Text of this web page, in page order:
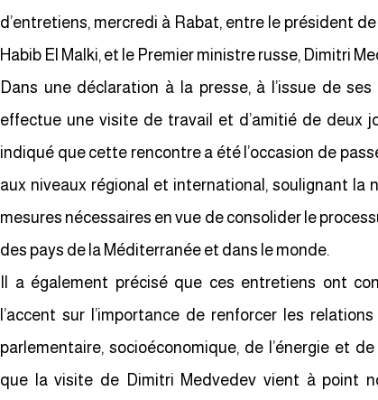
d’entretiens, mercredi à Rabat, entre le président
Habib El Malki, et le Premier ministre russe, Dimitri
Dans une déclaration à la presse, à l’issue de
effectue une visite de travail et d’amitié de deux
indiqué que cette rencontre a été l’occasion de
aux niveaux régional et international, soulignant la
mesures nécessaires en vue de consolider le
des pays de la Méditerranée et dans le monde.
Il a également précisé que ces entretiens ont
l’accent sur l’importance de renforcer les
parlementaire, socioéconomique, de l’énergie et
que la visite de Dimitri Medvedev vient à point